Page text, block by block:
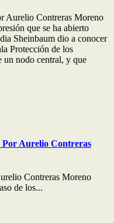
Aurelio Contreras Moreno
que se ha abierto
Sheinbaum dio a conocer
Protección de los
un nodo central, y que
Aurelio Contreras
Contreras Moreno
de los...